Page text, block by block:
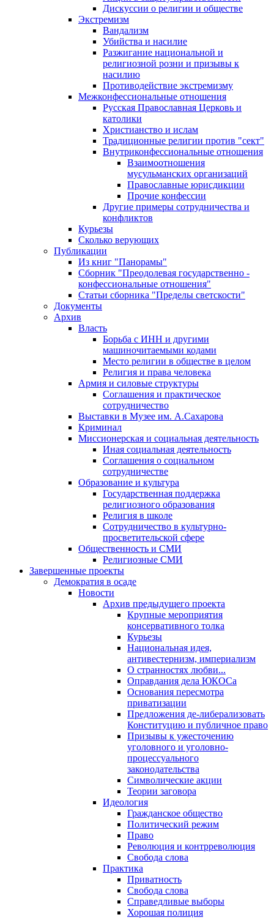
Дискуссии о религии и обществе
Экстремизм
Вандализм
Убийства и насилие
Разжигание национальной и
религиозной розни и призывы к
насилию
Противодействие экстремизму
Межконфессиональные отношения
Русская Православная Церковь и
католики
Христианство и ислам
Традиционные религии против "сект"
Внутриконфессиональные отношения
Взаимоотношения
мусульманских организаций
Православные юрисдикции
Прочие конфессии
Другие примеры сотрудничества и
конфликтов
Курьезы
Сколько верующих
Публикации
Из книг "Панорамы"
Сборник "Преодолевая государственно -
конфессиональные отношения"
Статьи сборника "Пределы светскости"
Документы
Архив
Власть
Борьба с ИНН и другими
машиночитаемыми кодами
Место религии в обществе в целом
Религия и права человека
Армия и силовые структуры
Соглашения и практическое
сотрудничество
Выставки в Музее им. А.Сахарова
Криминал
Миссионерская и социальная деятельность
Иная социальная деятельность
Соглашения о социальном
сотрудничестве
Образование и культура
Государственная поддержка
религиозного образования
Религия в школе
Сотрудничество в культурно-
просветительской сфере
Общественность и СМИ
Религиозные СМИ
Завершенные проекты
Демократия в осаде
Новости
Архив предыдущего проекта
Крупные мероприятия
консервативного толка
Курьезы
Национальная идея,
антивестернизм, империализм
О странностях любви...
Оправдания дела ЮКОСа
Основания пересмотра
приватизации
Предложения де-либерализовать
Конституцию и публичное право
Призывы к ужесточению
уголовного и уголовно-
процессуального
законодательства
Символические акции
Теории заговора
Идеология
Гражданское общество
Политический режим
Право
Революция и контрреволюция
Свобода слова
Практика
Приватность
Свобода слова
Справедливые выборы
Хорошая полиция